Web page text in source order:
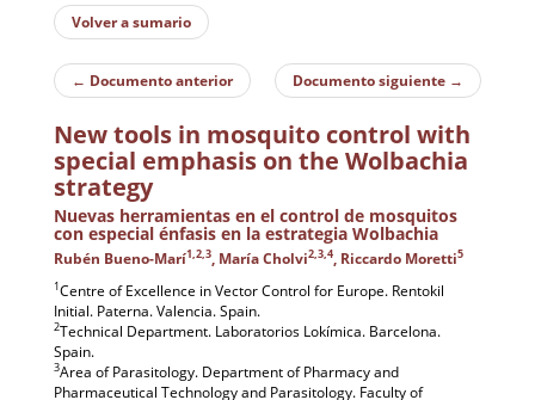
Volver a sumario
← Documento anterior Documento siguiente →
New tools in mosquito control with
special emphasis on the Wolbachia
strategy
Nuevas herramientas en el control de mosquitos
con especial énfasis en la estrategia Wolbachia
Rubén Bueno-Marí1,2,3, María Cholvi2,3,4, Riccardo Moretti5
1Centre of Excellence in Vector Control for Europe. Rentokil
Initial. Paterna. Valencia. Spain.
2Technical Department. Laboratorios Lokímica. Barcelona.
Spain.
3Area of Parasitology. Department of Pharmacy and
Pharmaceutical Technology and Parasitology. Faculty of